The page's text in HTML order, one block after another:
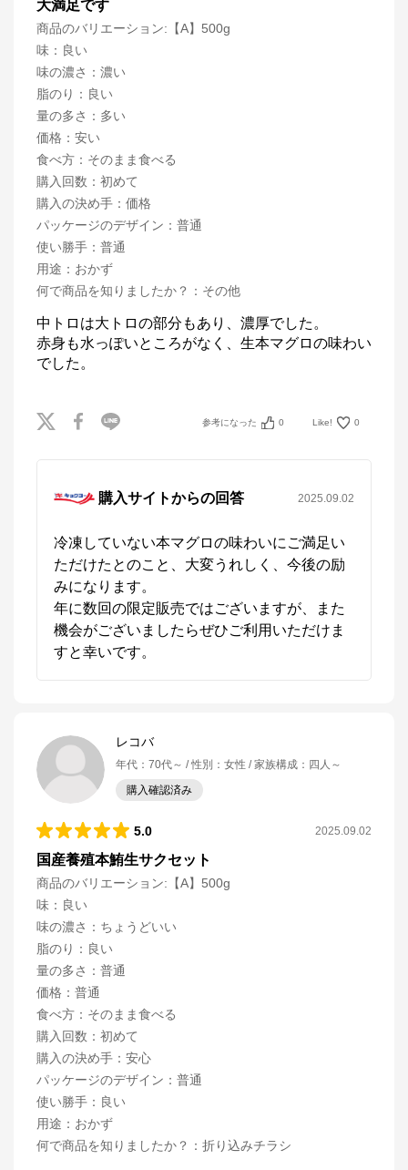
大満足です
商品のバリエーション: 【A】500g
味 ： 良い
味の濃さ ： 濃い
脂のり ： 良い
量の多さ ： 多い
価格 ： 安い
食べ方 ： そのまま食べる
購入回数 ： 初めて
購入の決め手 ： 価格
パッケージのデザイン ： 普通
使い勝手 ： 普通
用途 ： おかず
何で商品を知りましたか？ ： その他
中トロは大トロの部分もあり、濃厚でした。
赤身も水っぽいところがなく、生本マグロの味わい
でした。
参考になった 0 Like! 0
購入サイトからの回答 2025.09.02
冷凍していない本マグロの味わいにご満足い
ただけたとのこと、大変うれしく、今後の励
みになります。
年に数回の限定販売ではございますが、また
機会がございましたらぜひご利用いただけま
すと幸いです。
レコバ
年代 ： 70代～ 性別 ： 女性 家族構成 ： 四人～
購入確認済み
5.0 2025.09.02
国産養殖本鮪生サクセット
商品のバリエーション: 【A】500g
味 ： 良い
味の濃さ ： ちょうどいい
脂のり ： 良い
量の多さ ： 普通
価格 ： 普通
食べ方 ： そのまま食べる
購入回数 ： 初めて
購入の決め手 ： 安心
パッケージのデザイン ： 普通
使い勝手 ： 良い
用途 ： おかず
何で商品を知りましたか？ ： 折り込みチラシ